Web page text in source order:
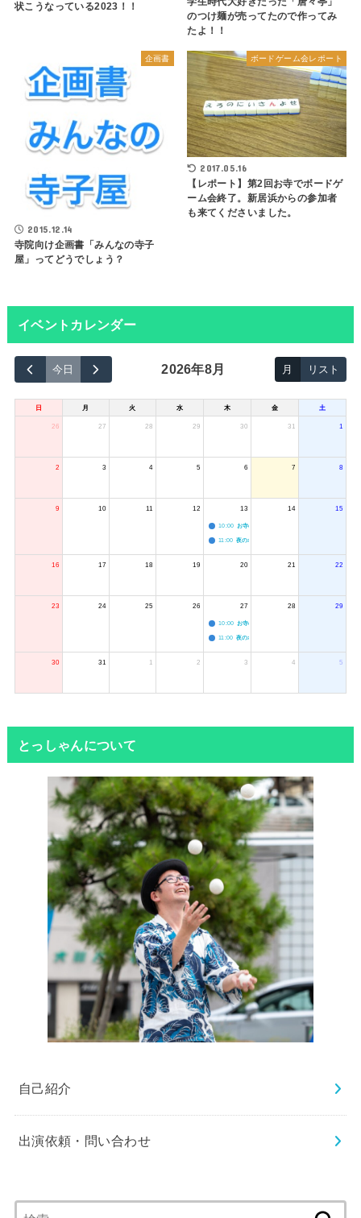
状こうなっている2023！！
のつけ麺が売ってたので作ってみ
たよ！！
企画書
2015.12.14
寺院向け企画書「みんなの寺子
屋」ってどうでしょう？
ボードゲーム会レポート
2017.05.16
【レポート】第2回お寺でボードゲ
ーム会終了。新居浜からの参加者
も来てくださいました。
イベントカレンダー
今日 2026年8月 月 リスト
日 月 火 水 木 金 土
26 27 28 29 30 31 1
2 3 4 5 6 7 8
9 10 11 12 13
10:00 お寺のジャグリング教室
11:00 夜のボードゲーム会
14 15
16 17 18 19 20 21 22
23 24 25 26 27
10:00 お寺のジャグリング教室
11:00 夜のボードゲーム会
28 29
30 31 1 2 3 4 5
とっしゃんについて
自己紹介
出演依頼・問い合わせ